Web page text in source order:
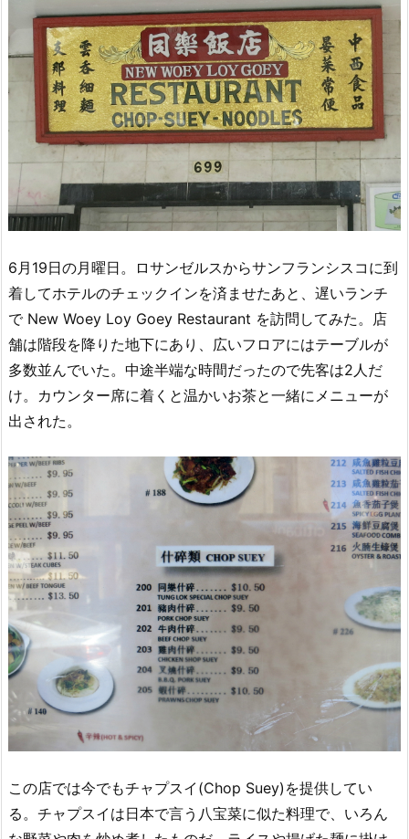
6月19日の月曜日。ロサンゼルスからサンフランシスコに到
着してホテルのチェックインを済ませたあと、遅いランチ
で New Woey Loy Goey Restaurant を訪問してみた。店
舗は階段を降りた地下にあり、広いフロアにはテーブルが
多数並んでいた。中途半端な時間だったので先客は2人だ
け。カウンター席に着くと温かいお茶と一緒にメニューが
出された。
この店では今でもチャプスイ(Chop Suey)を提供してい
る。チャプスイは日本で言う八宝菜に似た料理で、いろん